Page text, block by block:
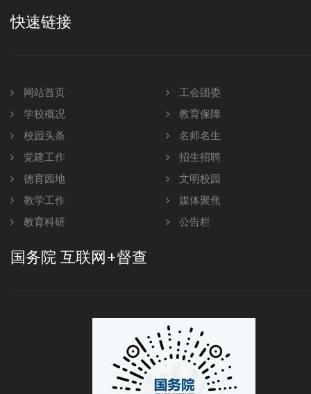
快速链接
网站首页
学校概况
校园头条
党建工作
德育园地
教学工作
教育科研
工会团委
教育保障
名师名生
招生招聘
文明校园
媒体聚焦
公告栏
国务院 互联网+督查